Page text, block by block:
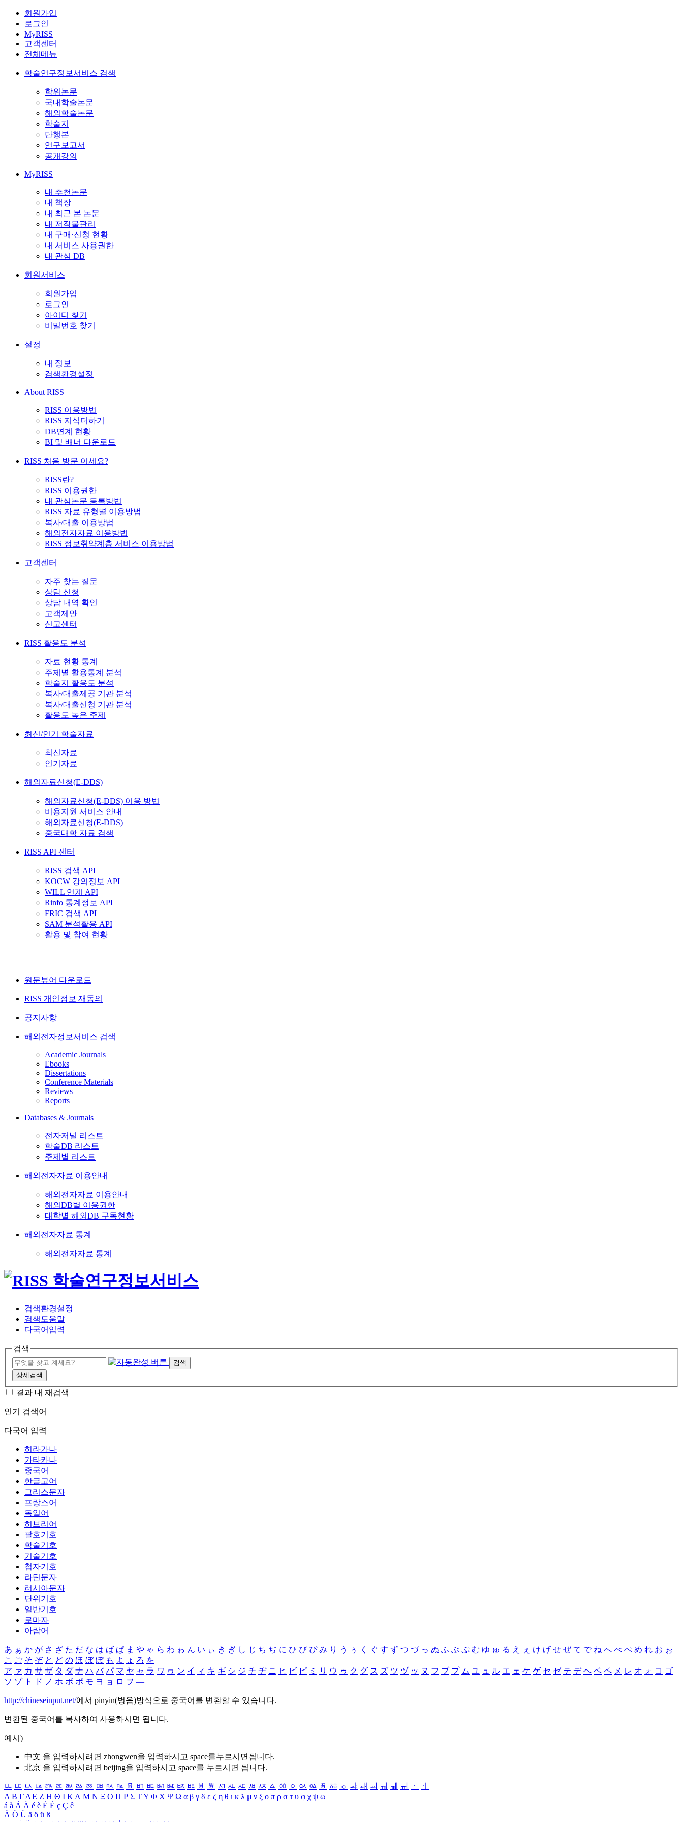
회원가입
로그인
MyRISS
고객센터
전체메뉴
학술연구정보서비스 검색
학위논문
국내학술논문
해외학술논문
학술지
단행본
연구보고서
공개강의
MyRISS
내 추천논문
내 책장
내 최근 본 논문
내 저작물관리
내 구매·신청 현황
내 서비스 사용권한
내 관심 DB
회원서비스
회원가입
로그인
아이디 찾기
비밀번호 찾기
설정
내 정보
검색환경설정
About RISS
RISS 이용방법
RISS 지식더하기
DB연계 현황
BI 및 배너 다운로드
RISS 처음 방문 이세요?
RISS란?
RISS 이용권한
내 관심논문 등록방법
RISS 자료 유형별 이용방법
복사/대출 이용방법
해외전자자료 이용방법
RISS 정보취약계층 서비스 이용방법
고객센터
자주 찾는 질문
상담 신청
상담 내역 확인
고객제안
신고센터
RISS 활용도 분석
자료 현황 통계
주제별 활용통계 분석
학술지 활용도 분석
복사/대출제공 기관 분석
복사/대출신청 기관 분석
활용도 높은 주제
최신/인기 학술자료
최신자료
인기자료
해외자료신청(E-DDS)
해외자료신청(E-DDS) 이용 방법
비용지원 서비스 안내
해외자료신청(E-DDS)
중국대학 자료 검색
RISS API 센터
RISS 검색 API
KOCW 강의정보 API
WILL 연계 API
Rinfo 통계정보 API
FRIC 검색 API
SAM 분석활용 API
활용 및 참여 현황
원문뷰어 다운로드
RISS 개인정보 재동의
공지사항
해외전자정보서비스 검색
Academic Journals
Ebooks
Dissertations
Conference Materials
Reviews
Reports
Databases & Journals
전자저널 리스트
학술DB 리스트
주제별 리스트
해외전자자료 이용안내
해외전자자료 이용안내
해외DB별 이용권한
대학별 해외DB 구독현황
해외전자자료 통계
해외전자자료 통계
검색환경설정
검색도움말
다국어입력
검색
검색
상세검색
결과 내 재검색
인기 검색어
다국어 입력
히라가나
가타카나
중국어
한글고어
그리스문자
프랑스어
독일어
히브리어
괄호기호
학술기호
기술기호
첨자기호
라틴문자
러시아문자
단위기호
일반기호
로마자
아랍어
あ ぁ か が さ ざ た だ な は ば ぱ ま や ゃ ら わ ゎ ん い ぃ き ぎ し じ ち ぢ に ひ び ぴ み り う ぅ く ぐ す ず つ づ っ ぬ ふ ぶ ぷ む ゆ ゅ る え ぇ け げ せ ぜ て で ね へ べ ぺ め れ お ぉ
こ ご そ ぞ と ど の ほ ぼ ぽ も よ ょ ろ を
ア ァ カ サ ザ タ ダ ナ ハ バ パ マ ヤ ャ ラ ワ ヮ ン イ ィ キ ギ シ ジ チ ヂ ニ ヒ ビ ピ ミ リ ウ ゥ ク グ ス ズ ツ ヅ ッ ヌ フ ブ プ ム ユ ュ ル エ ェ ケ ゲ セ ゼ テ デ ヘ ベ ペ メ レ オ ォ コ ゴ
ソ ゾ ト ド ノ ホ ボ ポ モ ヨ ョ ロ ヲ ―
http://chineseinput.net/에서 pinyin(병음)방식으로 중국어를 변환할 수 있습니다.
변환된 중국어를 복사하여 사용하시면 됩니다.
예시)
中文 을 입력하시려면 zhongwen을 입력하시고 space를누르시면됩니다.
北京 을 입력하시려면 beijing을 입력하시고 space를 누르시면 됩니다.
ㅥ ㅦ ㅧ ㅨ ㅩ ㅪ ㅫ ㅬ ㅭ ㅮ ㅯ ㅰ ㅱ ㅲ ㅳ ㅴ ㅵ ㅶ ㅷ ㅸ ㅹ ㅺ ㅻ ㅼ ㅽ ㅾ ㅿ ㆀ ㆁ ㆂ ㆃ ㆄ ㆅ ㆆ ㆇ ㆈ ㆉ ㆊ ㆋ ㆌ ㆍ
ㆎ
Α Β ΓΔ Ε Ζ Η Θ Ι ΚΛ Μ Ν Ξ Ο Π Ρ Σ ΤΥ Φ Χ Ψ Ω α β γ δ ε ζ η θ ι κ λ μ ν ξ ο π ρ σ τ υ φ χ ψ ω
á à Á À é è É È ç Ç ê
Ä Ö Ü ä ö ü ß